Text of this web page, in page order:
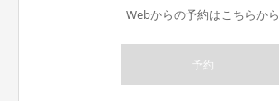
Webからの予約はこちらから
予約